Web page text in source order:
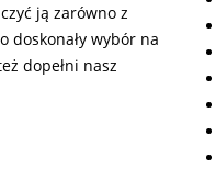
ją zarówno z
doskonały wybór na
dopełni nasz